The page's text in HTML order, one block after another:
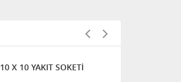
10 X 10 YAKIT SOKETİ